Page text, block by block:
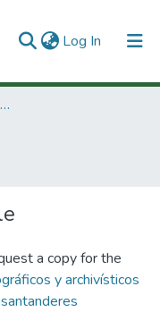
Log In (current)
1. Investigación Financiada con Recursos Públicos
a copy for the
y archivísticos